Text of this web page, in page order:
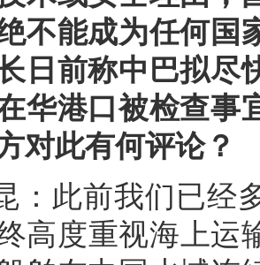
不能成为任何国
日前称中巴拟尽
华港口被检查事
对此有何评论？
：此前我们已经
高度重视海上运